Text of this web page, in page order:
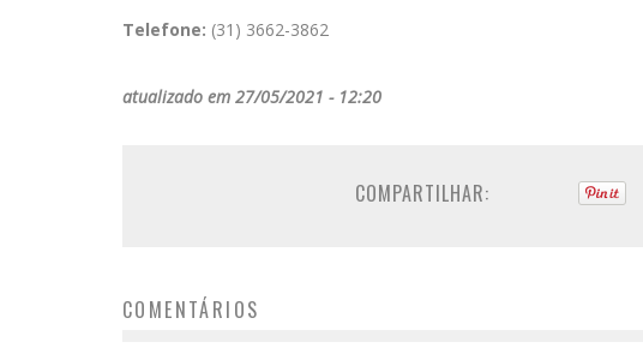
Telefone: (31) 3662-3862
atualizado em 27/05/2021 - 12:20
COMPARTILHAR:
COMENTÁRIOS